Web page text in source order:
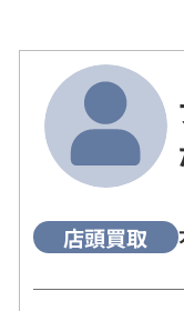
店頭買取